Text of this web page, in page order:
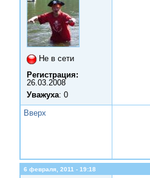
Не в сети
Регистрация:
26.03.2008
Уважуха: 0
Вверх
6 февраля, 2011 - 19:18